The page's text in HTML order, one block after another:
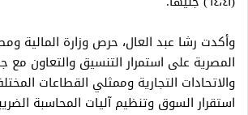
وأكدت رشا عبد العال، حرص وزارة المالية
المصرية على استمرار التنسيق والتعاون
والاتحادات التجارية وممثلي القطاعات
استقرار السوق وتنظيم آليات المحاسبة